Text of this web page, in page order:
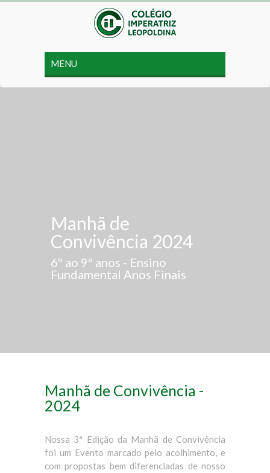
Manhã de
Convivência 2024
6º ao 9º anos - Ensino
Fundamental Anos Finais
Manhã de Convivência -
2024
Nossa 3ª Edição da Manhã de Convivência
foi um Evento marcado pelo acolhimento, e
com propostas bem diferenciadas de nosso